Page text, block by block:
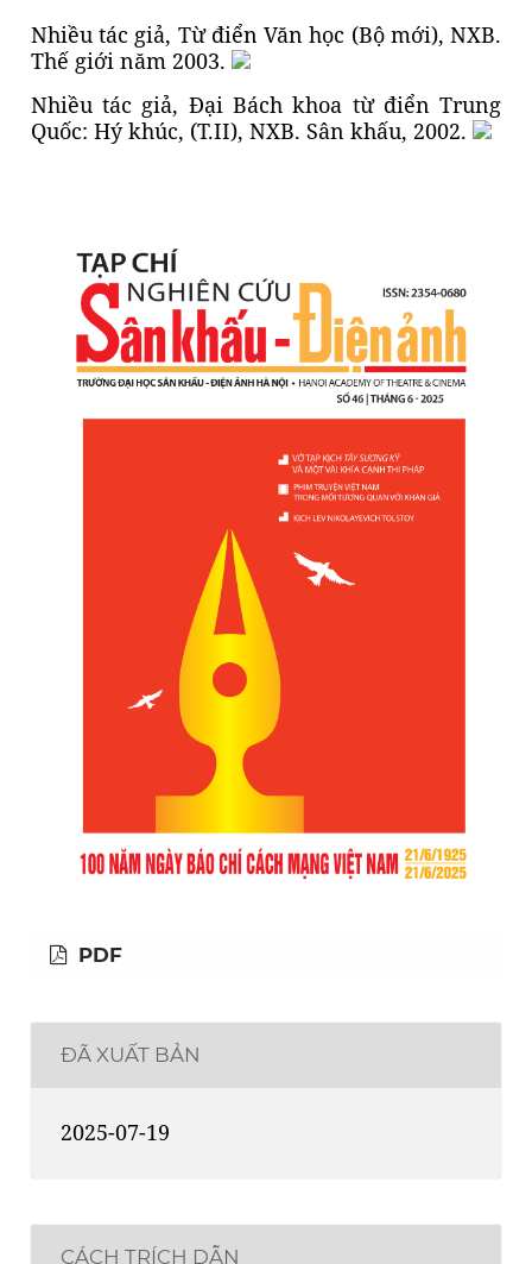
Nhiều tác giả, Từ điển Văn học (Bộ mới), NXB.
Thế giới năm 2003.
Nhiều tác giả, Đại Bách khoa từ điển Trung
Quốc: Hý khúc, (T.II), NXB. Sân khấu, 2002.
PDF
ĐÃ XUẤT BẢN
2025-07-19
CÁCH TRÍCH DẪN